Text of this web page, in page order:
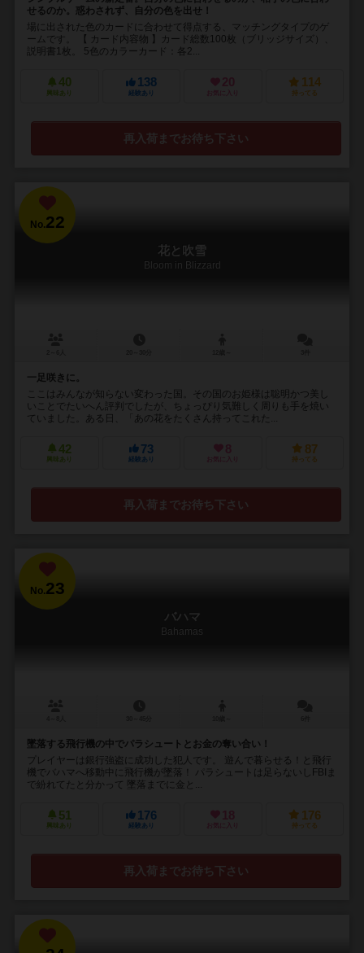
せるのか。惑わされず、自分の色を出せ！
場に出された色のカードに合わせて得点する、マッチングタイプのゲ
ームです。 【 カード内容物 】カード総数100枚（ブリッジサイズ）、
説明書1枚。 5色のカラーカード：各2...
40
興味あり
138
経験あり
20
お気に入り
114
持ってる
再入荷までお待ち下さい
No.22
花と吹雪
Bloom in Blizzard
一足咲きに。
ここはみんなが知らない変わった国。その国のお姫様は聡明かつ美し
いことでたいへん評判でしたが、ちょっぴり気難しく周りも手を焼い
ていました。ある日、「あの花をたくさん持ってこれた...
42
興味あり
73
経験あり
8
お気に入り
87
持ってる
再入荷までお待ち下さい
No.23
バハマ
Bahamas
墜落する飛行機の中でパラシュートとお金の奪い合い！
プレイヤーは銀行強盗に成功した犯人です。 遊んで暮らせる！と飛行
機でバハマへ移動中に飛行機が墜落！ パラシュートは足らないしFBIま
で紛れてたと分かって 墜落までに金と...
51
興味あり
176
経験あり
18
お気に入り
176
持ってる
再入荷までお待ち下さい